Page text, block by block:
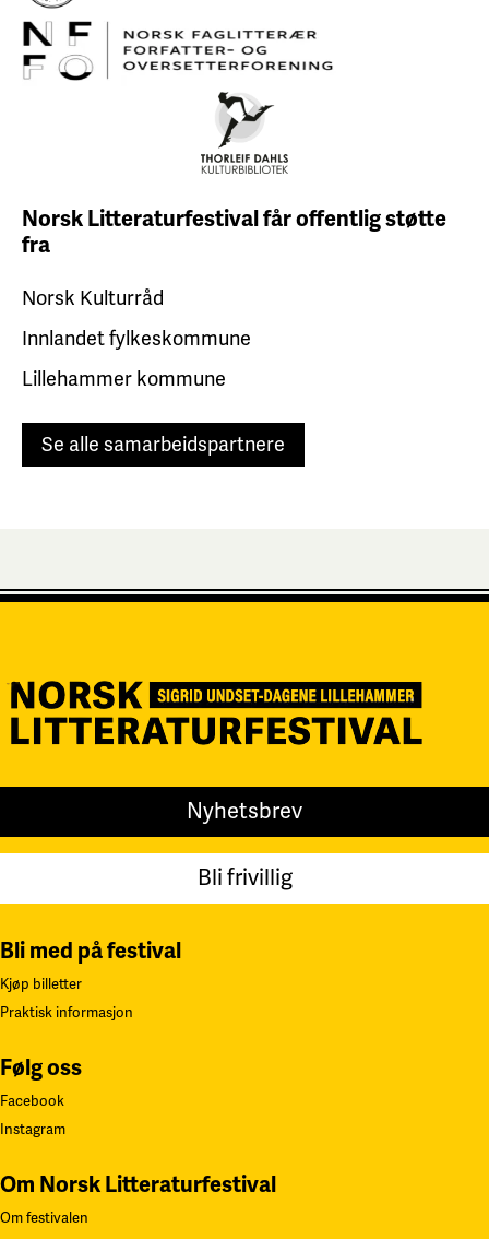
Norsk Litteraturfestival fåroffentlig støtte
fra
Norsk Kulturråd
Innlandet fylkeskommune
Lillehammer kommune
Se alle samarbeidspartnere
Nyhetsbrev
Bli frivillig
Bli med på festival
Kjøp billetter
Praktisk informasjon
Følg oss
Facebook
Instagram
Om Norsk Litteraturfestival
Om festivalen